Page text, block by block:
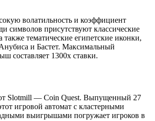
волатильность и коэффициент
символов присутствуют классические
также тематические египетские иконки,
и Бастет. Максимальный
составляет 1300х ставки.
Slotmill — Coin Quest. Выпущенный 27
игровой автомат с кластерными
выигрышами погружает игроков в